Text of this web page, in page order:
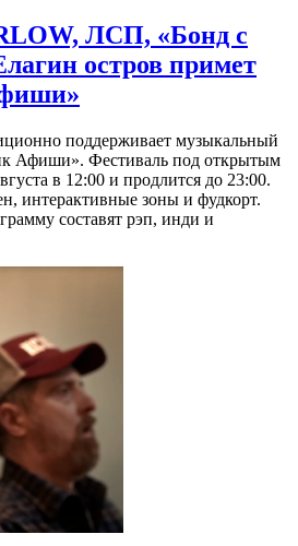
ЛСП, «Бонд с
остров примет
поддерживает музыкальный
Афиши». Фестиваль под открытым
в 12:00 и продлится до 23:00.
интерактивные зоны и фудкорт.
составят рэп, инди и